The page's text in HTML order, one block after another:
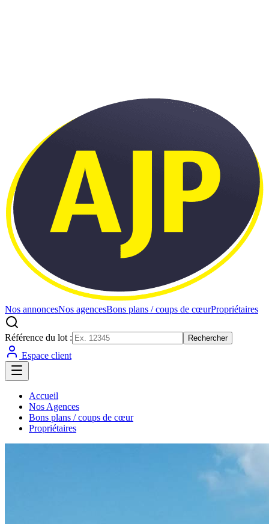
Nos annoncesNos agencesBons plans / coups de cœurPropriétaires
Référence du lot : Rechercher
Espace client
Accueil
Nos Agences
Bons plans / coups de cœur
Propriétaires